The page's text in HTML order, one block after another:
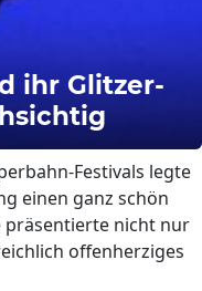
ihr Glitzer-
Festivals legte
einen ganz schön
präsentierte nicht nur
offenherziges